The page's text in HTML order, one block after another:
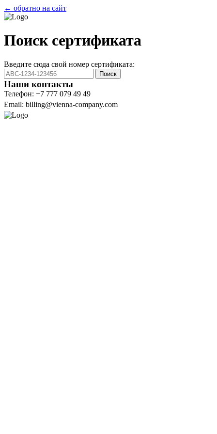
← обратно на сайт
Поиск сертификата
Введите сюда свой номер сертификата:
Поиск
Наши контакты
Телефон: +7 777 079 49 49
Email: billing@vienna-company.com